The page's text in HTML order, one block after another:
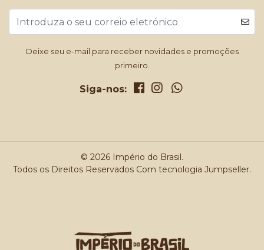
Deixe seu e-mail para receber novidades e promoções
primeiro.
Siga-nos:
© 2026 Império do Brasil.
Todos os Direitos Reservados Com tecnologia Jumpseller.